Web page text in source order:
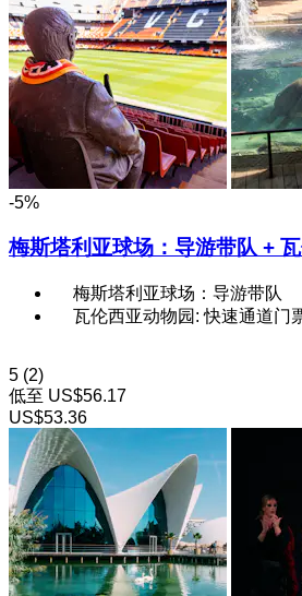
-5%
梅斯塔利亚球场：导游带队 +
梅斯塔利亚球场：导游带队
瓦伦西亚动物园: 快速通道门
5 (2)
低至 US$56.17
US$53.36